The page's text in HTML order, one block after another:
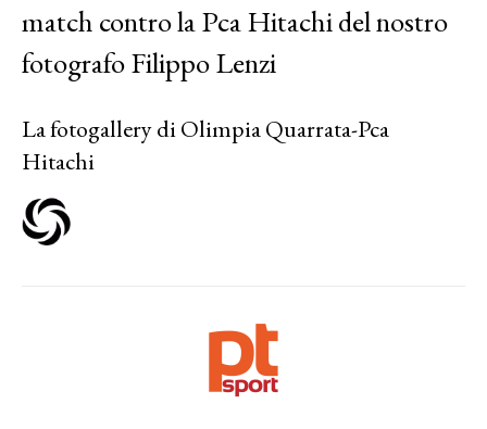
match contro la Pca Hitachi del nostro
fotografo Filippo Lenzi
La fotogallery di Olimpia Quarrata-Pca
Hitachi